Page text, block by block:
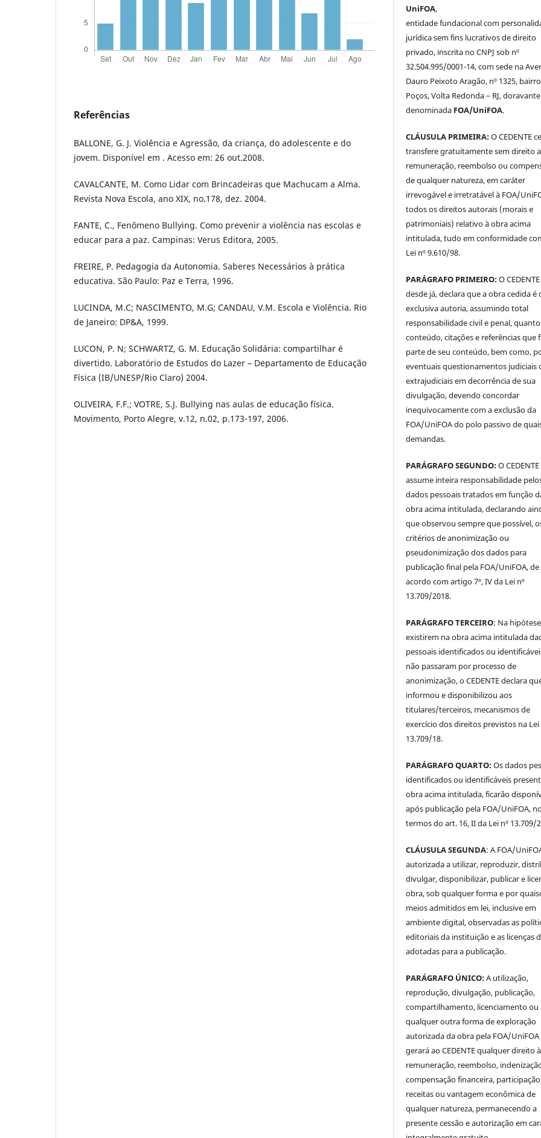
Referências
BALLONE, G. J. Violência e Agressão, da criança, do adolescente e do
jovem. Disponível em . Acesso em: 26 out.2008.
CAVALCANTE, M. Como Lidar com Brincadeiras que Machucam a Alma.
Revista Nova Escola, ano XIX, no.178, dez. 2004.
FANTE, C., Fenômeno Bullying. Como prevenir a violência nas escolas e
educar para a paz. Campinas: Verus Editora, 2005.
FREIRE, P. Pedagogia da Autonomia. Saberes Necessários à prática
educativa. São Paulo: Paz e Terra, 1996.
LUCINDA, M.C; NASCIMENTO, M.G; CANDAU, V.M. Escola e Violência. Rio
de Janeiro: DP&A, 1999.
LUCON, P. N; SCHWARTZ, G. M. Educação Solidária: compartilhar é
divertido. Laboratório de Estudos do Lazer – Departamento de Educação
Física (IB/UNESP/Rio Claro) 2004.
OLIVEIRA, F.F.; VOTRE, S.J. Bullying nas aulas de educação física.
Movimento, Porto Alegre, v.12, n.02, p.173-197, 2006.
UniFOA,
entidade fundacional com
jurídica sem fins lucrativos de direito
privado, inscrita no CNPJ sob nº
32.504.995/0001-14, com sede na
Dauro Peixoto Aragão, nº 1325,
Poços, Volta Redonda – RJ, doravante
denominada FOA/UniFOA.
CLÁUSULA PRIMEIRA:O CEDENTE
transfere gratuitamente sem direito a
remuneração, reembolso ou
de qualquer natureza, em caráter
irrevogável e irretratável à FOA/
todos os direitos autorais (morais e
patrimoniais) relativo à obra acima
intitulada, tudo em conformidade
Lei nº 9.610/98.
PARÁGRAFO PRIMEIRO:O CEDENTE
desde já, declara que a obra cedida é
exclusiva autoria, assumindo total
responsabilidade civil e penal,
conteúdo, citações e referências que
parte de seu conteúdo, bem como,
eventuais questionamentos judiciais
extrajudiciais em decorrência de sua
divulgação, devendo concordar
inequivocamente com a exclusão da
FOA/UniFOA do polo passivo de
demandas.
PARÁGRAFO SEGUNDO:O CEDENTE
assume inteira responsabilidade
dados pessoais tratados em função
obra acima intitulada, declarando
que observou sempre que possível,
critérios de anonimização ou
pseudonimização dos dados para
publicação final pela FOA/UniFOA, de
acordo com artigo 7º, IV da Lei nº
13.709/2018.
PARÁGRAFO TERCEIRO: Na
existirem na obra acima intitulada
pessoais identificados ou
não passaram por processo de
anonimização, o CEDENTE declara
informou e disponibilizou aos
titulares/terceiros, mecanismos de
exercício dos direitos previstos na Lei
13.709/18.
PARÁGRAFO QUARTO:Os dados
identificados ou identificáveis
obra acima intitulada, ficarão
após publicação pela FOA/UniFOA,
termos do art. 16, II da Lei nº 13.709/
CLÁUSULA SEGUNDA: A FOA/
autorizada a utilizar, reproduzir,
divulgar, disponibilizar, publicar e
obra, sob qualquer forma e por
meios admitidos em lei, inclusive em
ambiente digital, observadas as
editoriais da instituição e as licenças
adotadas para a publicação.
PARÁGRAFO ÚNICO:A utilização,
reprodução, divulgação, publicação,
compartilhamento, licenciamento ou
qualquer outra forma de exploração
autorizada da obra pela FOA/
gerará ao CEDENTE qualquer direito à
remuneração, reembolso,
compensação financeira,
receitas ou vantagem econômica de
qualquer natureza, permanecendo a
presente cessão e autorização em